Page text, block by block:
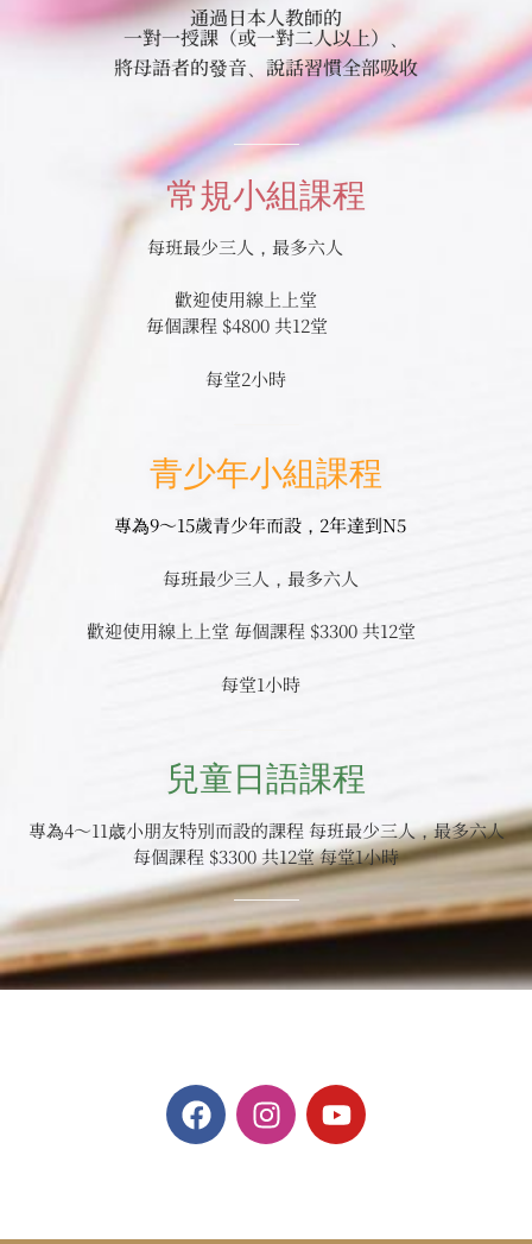
通過日本人教師的
一對一授課（或一對二人以上）、
將母語者的發音、說話習慣全部吸收
常規小組課程
每班最少三人，最多六人
歡迎使用線上上堂
毎個課程 $4800 共12堂
每堂2小時
青少年小組課程
專為9～15歲青少年而設，2年達到N5
每班最少三人，最多六人
歡迎使用線上上堂 毎個課程 $3300 共12堂
每堂1小時
兒童日語課程
專為4～11歳小朋友特別而設的課程 每班最少三人，最多六人
每個課程 $3300 共12堂 每堂1小時